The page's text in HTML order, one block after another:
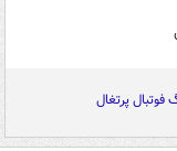
فوتبال پرتغال